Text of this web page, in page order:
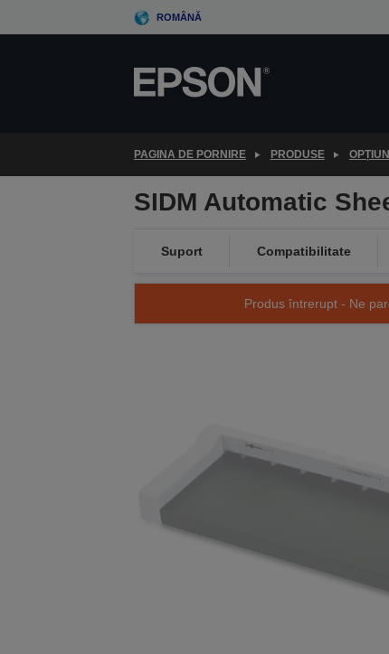
to
ROMÂNĂ
PAGINA DE PORNIRE PRODUSE OPȚIUNI
SIDM Automatic
Suport Compatibilitate
Produs întrerupt - Ne